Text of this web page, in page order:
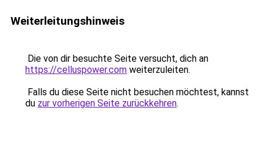
Weiterleitungshinweis
Die von dir besuchte Seite versucht, dich an
https://celluspower.com weiterzuleiten.
Falls du diese Seite nicht besuchen möchtest, kannst
du zur vorherigen Seite zurückkehren.